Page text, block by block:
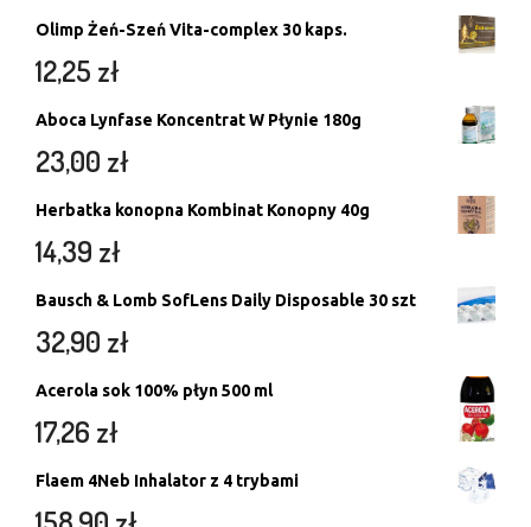
Olimp Żeń-Szeń Vita-complex 30 kaps.
12,25 zł
Aboca Lynfase Koncentrat W Płynie 180g
23,00 zł
Herbatka konopna Kombinat Konopny 40g
14,39 zł
Bausch & Lomb SofLens Daily Disposable 30 szt
32,90 zł
Acerola sok 100% płyn 500 ml
17,26 zł
Flaem 4Neb Inhalator z 4 trybami